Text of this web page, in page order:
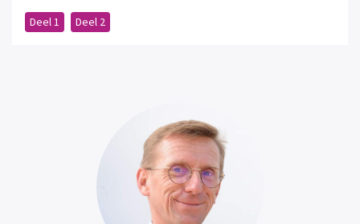
Deel 1 Deel 2